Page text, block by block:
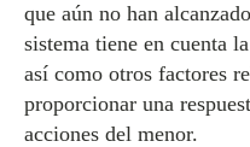
que aún no han
sistema tiene en cuenta
así como otros factores
proporcionar una
acciones del menor.